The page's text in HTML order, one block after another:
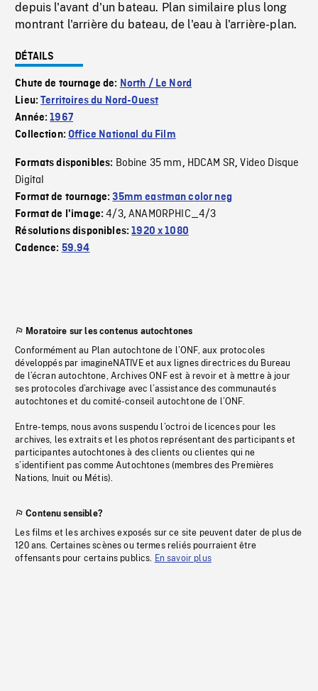
depuis l'avant d'un bateau. Plan similaire plus long
montrant l'arrière du bateau, de l'eau à l'arrière-plan.
DÉTAILS
Chute de tournage de: North / Le Nord
Lieu:Territoires du Nord-Ouest
Année:1967
Collection:Office National du Film
Formats disponibles: Bobine 35 mm, HDCAM SR,Video Disque
Digital
Format de tournage:35mm eastman color neg
Format de l'image:4/3,ANAMORPHIC_4/3
Résolutions disponibles:1920 x 1080
Cadence: 59.94
Moratoire sur les contenus autochtones
Conformément au Plan autochtone de l’ONF, aux protocoles
développés par imagineNATIVE et aux lignes directrices du Bureau
de l’écran autochtone, Archives ONF est à revoir et à mettre à jour
ses protocoles d’archivage avec l’assistance des communautés
autochtones et du comité-conseil autochtone de l’ONF.
Entre-temps, nous avons suspendu l’octroi de licences pour les
archives, les extraits et les photos représentant des participants et
participantes autochtones à des clients ou clientes qui ne
s’identifient pas comme Autochtones (membres des Premières
Nations, Inuit ou Métis).
Contenu sensible?
Les films et les archives exposés sur ce site peuvent dater de plus de
120 ans. Certaines scènes ou termes reliés pourraient être
offensants pour certains publics. En savoir plus